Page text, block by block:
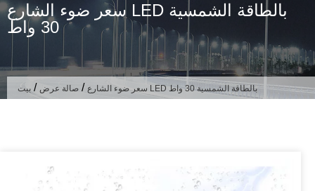
سعر ضوء الشارع LED بالطاقة الشمسية
30 واط
بيت / صالة عرض / سعر ضوء الشارع LED بالطاقة الشمسية 30 واط